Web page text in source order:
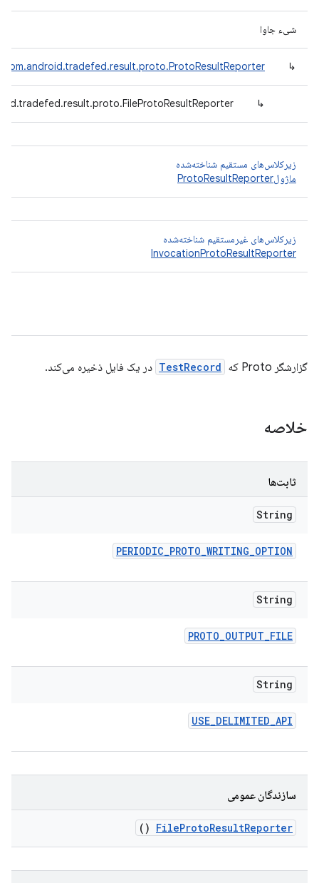
شیء جاوا
↳
com.android.tradefed.result.proto.ProtoResultReporter
↳
زیرکلاس‌های مستقیم شناخته‌شده
ماژولProtoResultReporter
زیرکلاس‌های غیرمستقیم شناخته‌شده
InvocationProtoResultReporter
گزارشگر Proto که TestRecord در یک فایل ذخیره می‌کند.
خلاصه
ثابت‌ها
String
PERIODIC_PROTO_WRITING_OPTION
String
PROTO_OUTPUT_FILE
String
USE_DELIMITED_API
سازندگان عمومی
FileProtoResultReporter
()